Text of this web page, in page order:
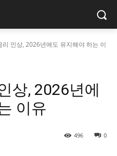
리 인상, 2026년에도 유지해야 하는 이
상, 2026년에
이유
0
496